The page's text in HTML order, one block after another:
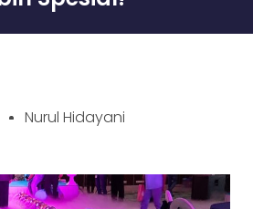
Nurul Hidayani